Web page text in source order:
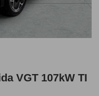
VGT 107kW TI